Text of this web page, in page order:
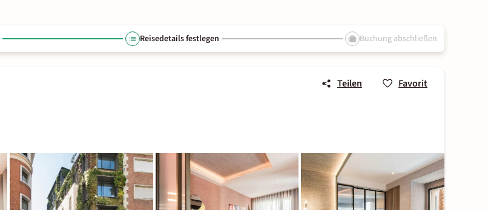
Reisedetails festlegen Buchung abschließen
Teilen Favorit